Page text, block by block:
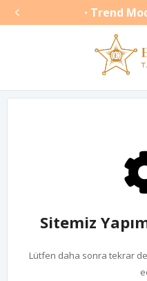
 • Trend
Sitemiz
Lütfen daha sonra tekrar